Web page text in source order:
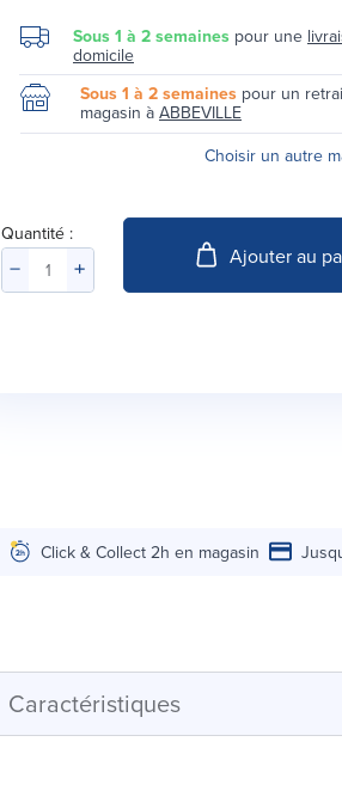
Sous 1 à 2 semaines pour une
domicile
Sous 1 à 2 semaines pour un
magasin à ABBEVILLE
Choisir un autre
Quantité :
Ajouter au
Click & Collect 2h en magasin
Caractéristiques